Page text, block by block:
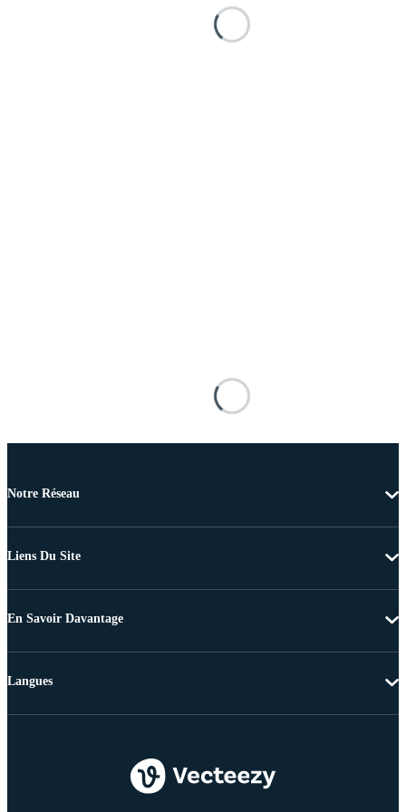
Notre Réseau
Liens Du Site
En Savoir Davantage
Langues